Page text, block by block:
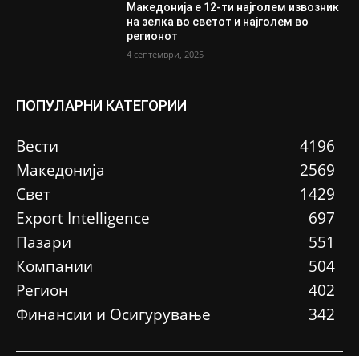
Македонија е 12-ти најголем извозник
на зелка во светот и најголем во
регионот
4 септември, 2025
ПОПУЛАРНИ КАТЕГОРИИ
Вести
4196
Македонија
2569
Свет
1429
Еxport Intelligence
697
Пазари
551
Компании
504
Регион
402
Финансии и Осигурување
342